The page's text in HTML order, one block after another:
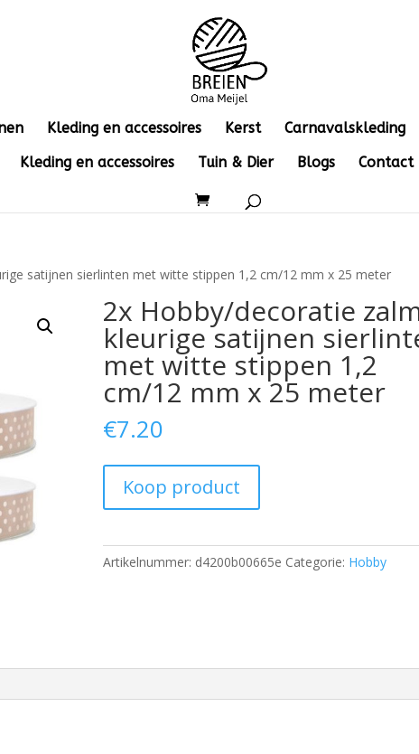
Kleding en accessoires Kerst
Carnavalskleding
Kleding en accessoires
Tuin & Dier Blogs Contact
satijnen sierlinten met witte stippen 1,2 cm/12 mm x 25 meter
2x Hobby/decoratie
kleurige satijnen
met witte stippen 1,2
cm/12 mm x 25 meter
€7.20
Koop product
Artikelnummer: d4200b00665e Categorie: Hobby